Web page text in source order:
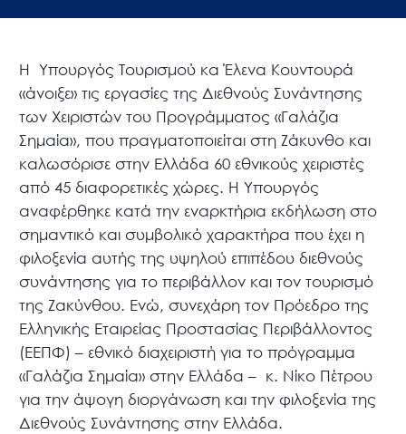
Η Υπουργός Τουρισμού κα Έλενα Κουντουρά
«άνοιξε» τις εργασίες της Διεθνούς Συνάντησης
των Χειριστών του Προγράμματος «Γαλάζια
Σημαία», που πραγματοποιείται στη Ζάκυνθο και
καλωσόρισε στην Ελλάδα 60 εθνικούς χειριστές
από 45 διαφορετικές χώρες. Η Υπουργός
αναφέρθηκε κατά την εναρκτήρια εκδήλωση στο
σημαντικό και συμβολικό χαρακτήρα που έχει η
φιλοξενία αυτής της υψηλού επιπέδου διεθνούς
συνάντησης για το περιβάλλον και τον τουρισμό
της Ζακύνθου. Ενώ, συνεχάρη τον Πρόεδρο της
Ελληνικής Εταιρείας Προστασίας Περιβάλλοντος
(ΕΕΠΦ) – εθνικό διαχειριστή για το πρόγραμμα
«Γαλάζια Σημαία» στην Ελλάδα – κ. Νίκο Πέτρου
για την άψογη διοργάνωση και την φιλοξενία της
Διεθνούς Συνάντησης στην Ελλάδα.